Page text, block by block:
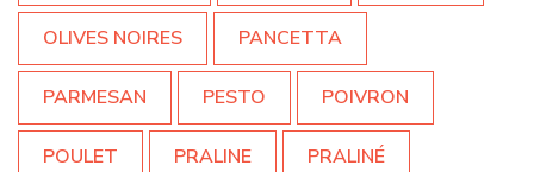
OLIVES NOIRES PANCETTA
PARMESAN PESTO POIVRON
POULET PRALINE PRALINÉ